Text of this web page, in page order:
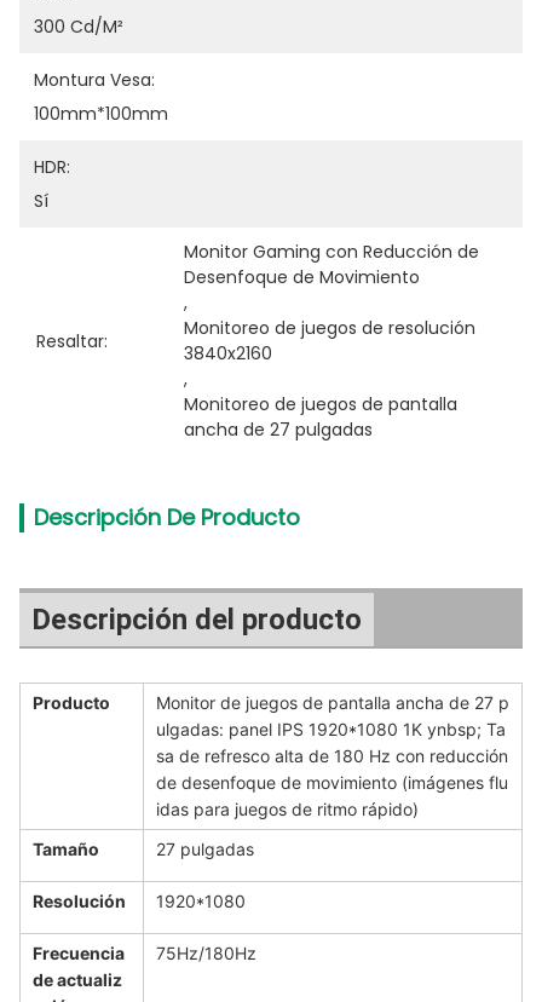
300 Cd/m²
Montura Vesa:
100mm*100mm
HDR:
Sí
Resaltar:
Monitor Gaming con Reducción de
Desenfoque de Movimiento
,
Monitoreo de juegos de resolución
3840x2160
,
Monitoreo de juegos de pantalla
ancha de 27 pulgadas
Descripción De Producto
Descripción del producto
Producto
Monitor de juegos de pantalla ancha de 27 p
ulgadas: panel IPS 1920*1080 1K ynbsp; Ta
sa de refresco alta de 180 Hz con reducción
de desenfoque de movimiento (imágenes flu
idas para juegos de ritmo rápido)
Tamaño
27 pulgadas
Resolución 1920*1080
Frecuencia
de actualiz
75Hz/180Hz